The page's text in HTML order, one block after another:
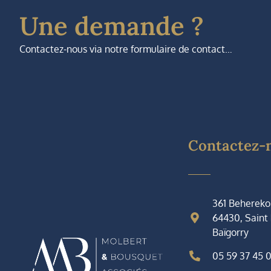
Une demande ?
Contactez-nous via notre formulaire de contact…
Contactez-
361
64430, Saint
Baïgorry
05 59 37 45